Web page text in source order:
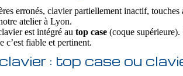
erronés, clavier partiellement inactif,
atelier à Lyon.
est intégré au top case (coque
c’est fiable et pertinent.
: top case ou